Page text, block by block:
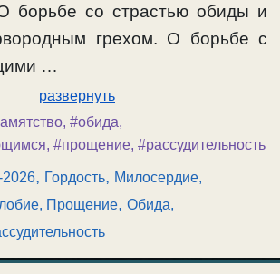
борьбе со страстью обиды и
грехом. О борьбе с
…
развернуть
, #обида,
, #прощение, #рассудительность
2026, Гордость, Милосердие,
Прощение, Обида,